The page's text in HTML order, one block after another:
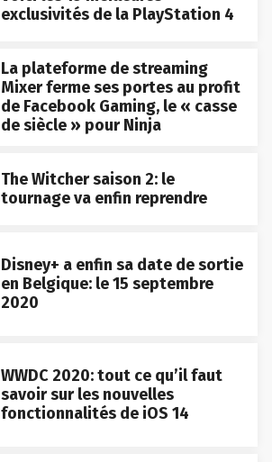
exclusivités de la PlayStation 4
La plateforme de streaming
Mixer ferme ses portes au profit
de Facebook Gaming, le « casse
de siècle » pour Ninja
The Witcher saison 2: le
tournage va enfin reprendre
Disney+ a enfin sa date de sortie
en Belgique: le 15 septembre
2020
WWDC 2020: tout ce qu’il faut
savoir sur les nouvelles
fonctionnalités de iOS 14